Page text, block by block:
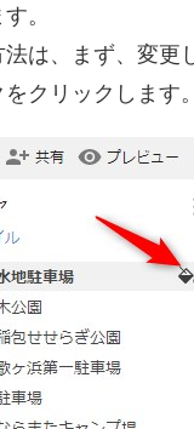
。
は、まず、変更
クリックします。